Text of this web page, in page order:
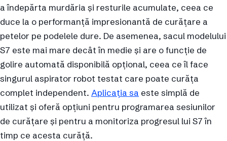
a îndepărta murdăria și resturile acumulate, ceea ce
duce la o performanță impresionantă de curățare a
petelor pe podelele dure. De asemenea, sacul modelului
S7 este mai mare decât în medie și are o funcție de
golire automată disponibilă opțional, ceea ce îl face
singurul aspirator robot testat care poate curăța
complet independent. Aplicația sa este simplă de
utilizat și oferă opțiuni pentru programarea sesiunilor
de curățare și pentru a monitoriza progresul lui S7 în
timp ce acesta curăță.